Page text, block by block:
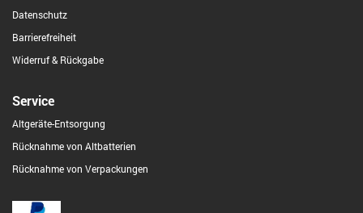
Datenschutz
Barrierefreiheit
Widerruf & Rückgabe
Service
Altgeräte-Entsorgung
Rücknahme von Altbatterien
Rücknahme von Verpackungen